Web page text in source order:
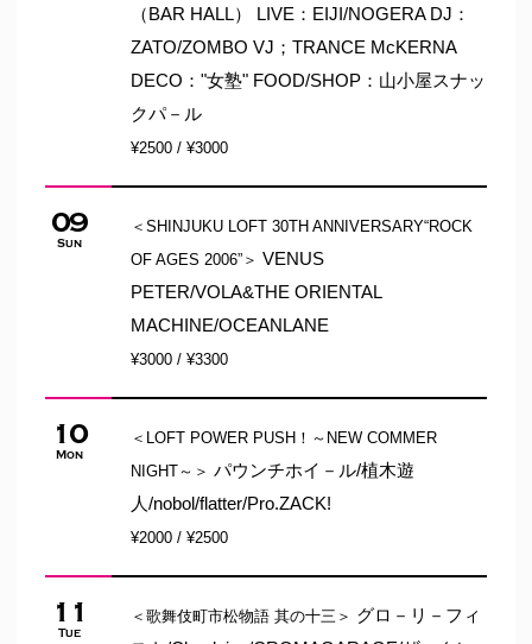
（BAR HALL） LIVE：EIJI/NOGERA DJ：
ZATO/ZOMBO VJ；TRANCE McKERNA
DECO："女塾" FOOD/SHOP：山小屋スナッ
クパ－ル
¥2500 / ¥3000
09
Sun
＜SHINJUKU LOFT 30TH ANNIVERSARY“ROCK
OF AGES 2006”＞ VENUS
PETER/VOLA&THE ORIENTAL
MACHINE/OCEANLANE
¥3000 / ¥3300
10
Mon
＜LOFT POWER PUSH！～NEW COMMER
NIGHT～＞ パウンチホイ－ル/植木遊
人/nobol/flatter/Pro.ZACK!
¥2000 / ¥2500
11
Tue
＜歌舞伎町市松物語 其の十三＞ グロ－リ－フィ